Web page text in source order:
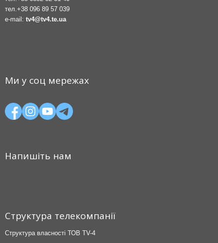
тел. +38 096 89 57 039
e-mail: tv4@tv4.te.ua
Ми у соц мережах
Напишіть нам
Структура телекомпанії
Структура власності ТОВ TV-4